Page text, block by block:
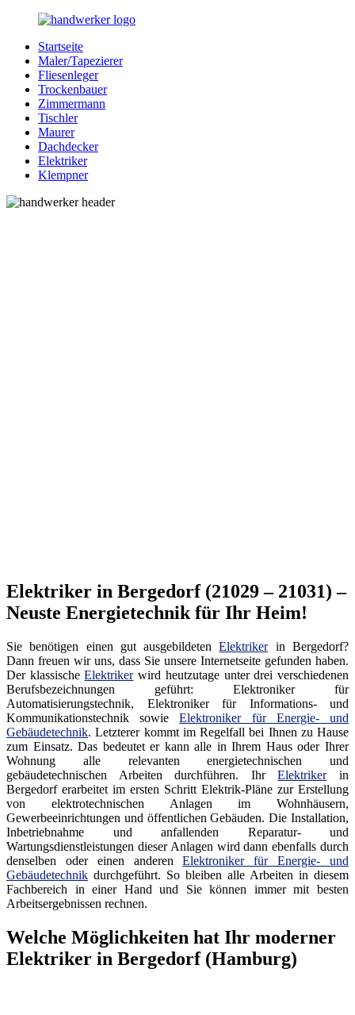
Zurück
Inhalt
Bessere-
Handwerker.de
Handwerker
Ihrer
Nähe
Startseite
Maler/Tapezierer
Fliesenleger
Trockenbauer
Zimmermann
Tischler
Maurer
Dachdecker
Elektriker
Klempner
Elektriker in Bergedorf (21029 – 21031) –
Neuste Energietechnik für Ihr Heim!
Sie benötigen einen gut ausgebildetenElektrikerin Bergedorf?
Dann freuen wir uns, dass Sie unsere Internetseite gefunden haben.
Der klassischeElektrikerwird heutzutage unter drei verschiedenen
Berufsbezeichnungen geführt: Elektroniker für
Automatisierungstechnik, Elektroniker für Informations- und
Kommunikationstechnik sowieElektroniker für Energie- und
Gebäudetechnik. Letzterer kommt im Regelfall bei Ihnen zu Hause
zum Einsatz. Das bedeutet er kann alle in Ihrem Haus oder Ihrer
Wohnung alle relevanten energietechnischen und
gebäudetechnischen Arbeiten durchführen. IhrElektrikerin
Bergedorf erarbeitet im ersten Schritt Elektrik-Pläne zur Erstellung
von elektrotechnischen Anlagen im Wohnhäusern,
Gewerbeeinrichtungen und öffentlichen Gebäuden. Die Installation,
Inbetriebnahme und anfallenden Reparatur- und
Wartungsdienstleistungen dieser Anlagen wird dann ebenfalls durch
denselben oder einen anderenElektroniker für Energie- und
Gebäudetechnik durchgeführt. So bleiben alle Arbeiten in diesem
Fachbereich in einer Hand und Sie können immer mit besten
Arbeitsergebnissen rechnen.
Welche Möglichkeiten hat Ihr moderner
Elektriker in Bergedorf (Hamburg)